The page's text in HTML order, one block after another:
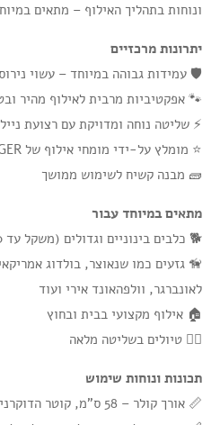
ונוחות בתהליך האילוף – מתאים
יתרונות מרכזיים
🛡️ עמידות גבוהה במיוחד – עשוי
🐾 אפקטיביות מרבית לאילוף מהיר
⚡ שליטה נוחה ומדויקת עם רצועת
⭐ מומלץ על-ידי מומחי אילוף של HERM SPRENGER
🧱 מבנה קשיח לשימוש ממושך
מתאים במיוחד עבור
🐕 כלבים בינוניים וגדולים (משקל עד 40 ק"ג)
🦮 גזעים כמו שנאוצר, בולדוג
לאונברגר, וולפהאונד אירי ועוד
🏠 אילוף מקצועי בבית ובחוץ
🚶‍♂️ טיולים בשליטה מלאה
תכונות ונוחות שימוש
📏 אורך קולר – 58 ס"מ, קוטר הדוקרנים 3.25 מ"מ